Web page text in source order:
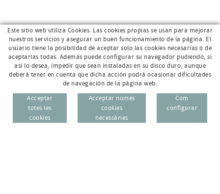
Av. Sant Jordi, 168 · 17800 Olot (Girona)
CAT
ESP
972 26 95 74
Este sitio web utiliza Cookies. Las cookies propias se usan para mejorar
nuestros servicios y asegurar un buen funcionamiento de la página. El
usuario tiene la posibilidad de aceptar solo las cookies necesarias o de
aceptarlas todas. Además puede configurar su navegador pudiendo, si
así lo desea, impedir que sean instaladas en su disco duro, aunque
deberá tener en cuenta que dicha acción podrá ocasionar dificultades
de navegación de la página web.
Acceptar
totes les
cookies
Acceptar només
cookies
necessàries
Com
configurar